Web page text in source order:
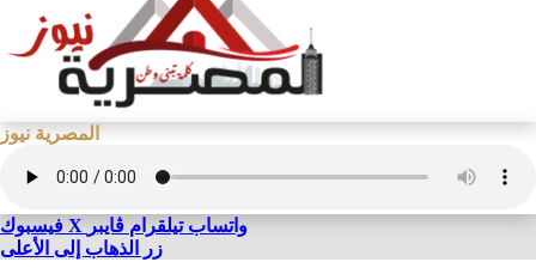
المصرية نيوز
فيسبوك X واتساب تيلقرام ڤايبر
زر الذهاب إلى الأعلى